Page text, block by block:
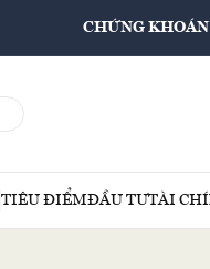
CHỨNG KHOÁN
TIÊU ĐIỂMĐẦU TƯTÀI